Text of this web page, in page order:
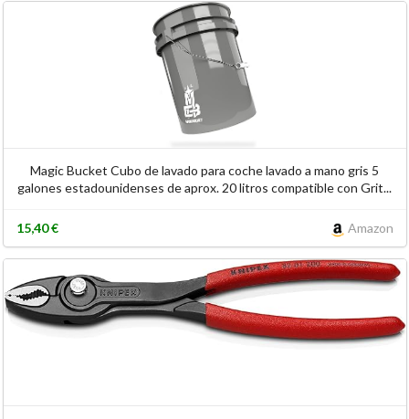
Magic Bucket Cubo de lavado para coche lavado a mano gris 5
galones estadounidenses de aprox. 20 litros compatible con Grit...
Amazon
15,40 €